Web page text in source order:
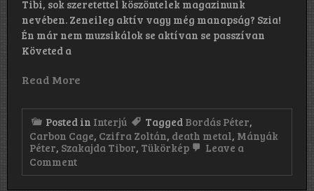
Tibi, sok szeretettel köszöntelek magazinunk
nevében. Zeneileg aktív vagy még manapság? Szia!
Én már nem muzsikálok se aktívan se passzívan
Követed a
Read More
Posted in Interjú Tagged Bordás Péter,
Carbon Cage, Czifra Zoltán, death metal, Mányák
Péter, Szakajda Tibor, Tükörkép
Leave a
Commenton
„Pfúúúúúú